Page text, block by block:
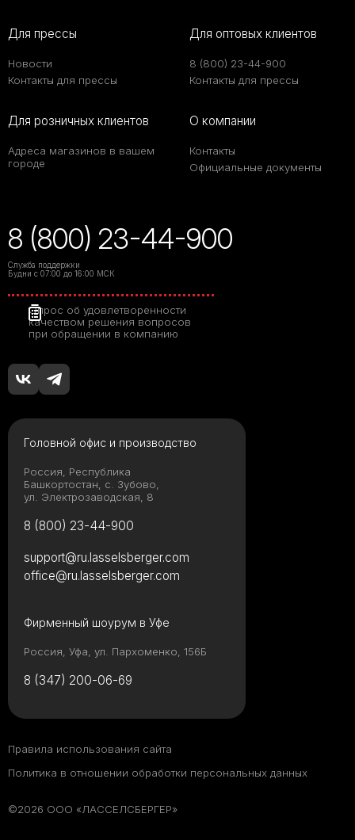
Для прессы
Новости
Контакты для прессы
Для оптовых клиентов
8 (800) 23-44-900
Контакты для прессы
Для розничных клиентов
Адреса магазинов в вашем
городе
О компании
Контакты
Официальные документы
8 (800) 23-44-900
Служба поддержки
Будни с 07:00 до 16:00 МСК
Опрос об удовлетворенности
качеством решения вопросов
при обращении в компанию
Головной офис и производство
Россия, Республика
Башкортостан, с. Зубово,
ул. Электрозаводская, 8
8 (800) 23-44-900
Фирменный шоурум в Уфе
Россия, Уфа, ул. Пархоменко, 156Б
8 (347) 200-06-69
support@ru.lasselsberger.com
office@ru.lasselsberger.com
©2026 ООО «ЛАССЕЛСБЕРГЕР»
Правила использования сайта
Политика в отношении обработки персональных данных